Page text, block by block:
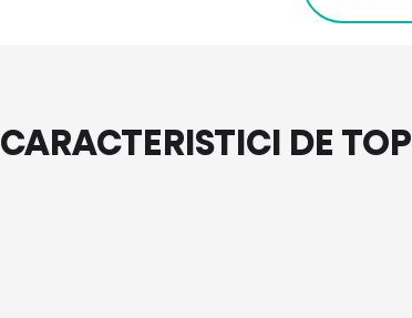
CARACTERISTICI DE TOP